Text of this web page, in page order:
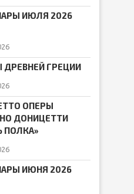
ИЮЛЯ 2026
ГРЕЦИИ
ОПЕРЫ
ДОНИЦЕТТИ
ПОЛКА»
ИЮНЯ 2026